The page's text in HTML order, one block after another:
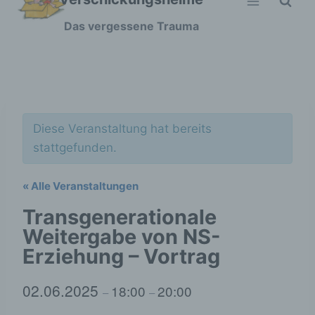
Zum
Das vergessene Trauma
Diese Veranstaltung hat bereits
stattgefunden.
« Alle Veranstaltungen
Transgenerationale
Weitergabe von NS-
Erziehung – Vortrag
02.06.2025 – 18:00 – 20:00